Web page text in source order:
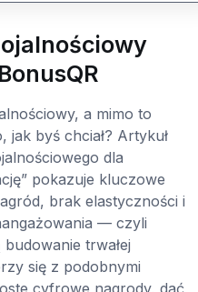
a mimo to
jak byś chciał? Artykuł
dla
pokazuje kluczowe
brak elastyczności i
— czyli
trwałej
się z podobnymi